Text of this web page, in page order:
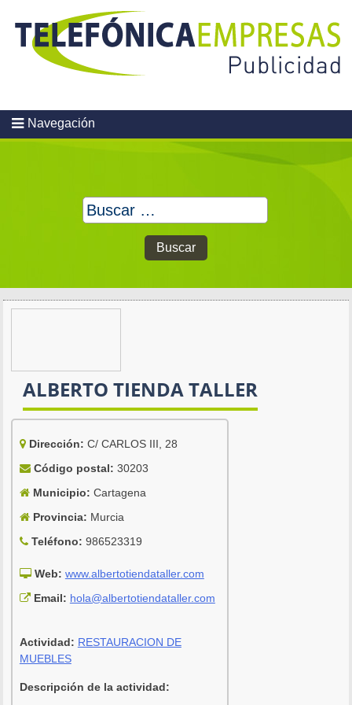
content
Navegación
Buscar:
ALBERTO TIENDA TALLER
Dirección: C/ CARLOS III, 28
Código postal: 30203
Municipio: Cartagena
Provincia: Murcia
Teléfono: 986523319
Web: www.albertotiendataller.com
Email: hola@albertotiendataller.com
Actividad: RESTAURACION DE
MUEBLES
Descripción de la actividad: